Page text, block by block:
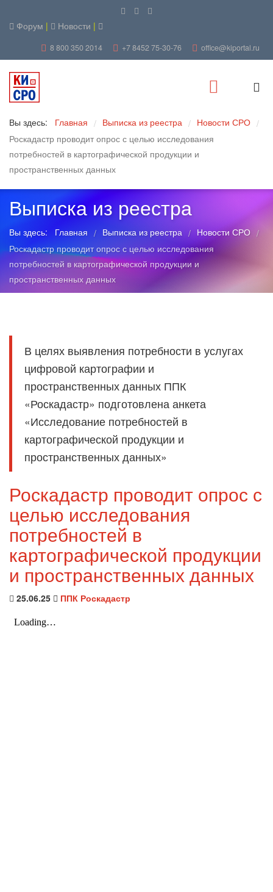
Форум | Новости |
8 800 350 2014 +7 8452 75-30-76 office@kiportal.ru
Вы здесь: Главная / Выписка из реестра / Новости СРО /
Роскадастр проводит опрос с целью исследования
потребностей в картографической продукции и
пространственных данных
Выписка из реестра
Вы здесь: Главная / Выписка из реестра / Новости СРО /
Роскадастр проводит опрос с целью исследования
потребностей в картографической продукции и
пространственных данных
В целях выявления потребности в услугах
цифровой картографии и
пространственных данных ППК
«Роскадастр» подготовлена анкета
«Исследование потребностей в
картографической продукции и
пространственных данных»
Роскадастр проводит опрос с
целью исследования
потребностей в
картографической продукции
и пространственных данных
25.06.25 ППК Роскадастр